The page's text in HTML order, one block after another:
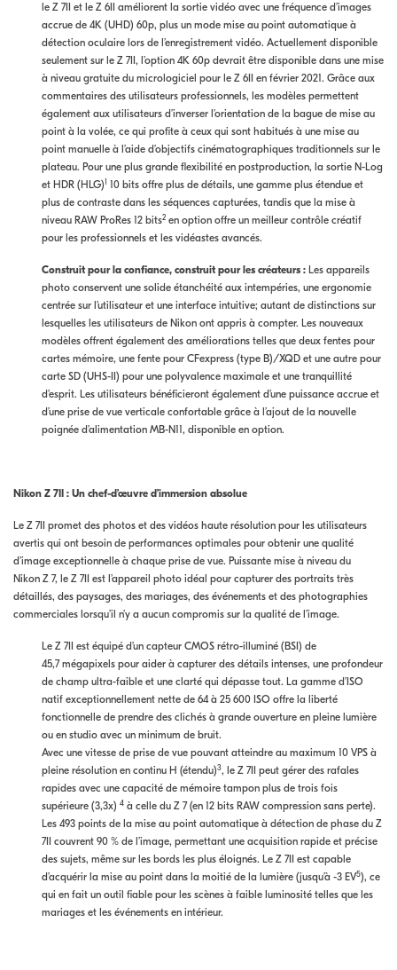
le Z 7II et le Z 6II améliorent la sortie vidéo avec une fréquence d’images
accrue de 4K (UHD) 60p, plus un mode mise au point automatique à
détection oculaire lors de l’enregistrement vidéo. Actuellement disponible
seulement sur le Z 7II, l’option 4K 60p devrait être disponible dans une mise
à niveau gratuite du micrologiciel pour le Z 6II en février 2021. Grâce aux
commentaires des utilisateurs professionnels, les modèles permettent
également aux utilisateurs d’inverser l’orientation de la bague de mise au
point à la volée, ce qui profite à ceux qui sont habitués à une mise au
point manuelle à l’aide d’objectifs cinématographiques traditionnels sur le
plateau. Pour une plus grande flexibilité en postproduction, la sortie N-Log
et HDR (HLG)1 10 bits offre plus de détails, une gamme plus étendue et
plus de contraste dans les séquences capturées, tandis que la mise à
niveau RAW ProRes 12 bits2 en option offre un meilleur contrôle créatif
pour les professionnels et les vidéastes avancés.
Construit pour la confiance, construit pour les créateurs : Les appareils
photo conservent une solide étanchéité aux intempéries, une ergonomie
centrée sur l’utilisateur et une interface intuitive; autant de distinctions sur
lesquelles les utilisateurs de Nikon ont appris à compter. Les nouveaux
modèles offrent également des améliorations telles que deux fentes pour
cartes mémoire, une fente pour CFexpress (type B)/XQD et une autre pour
carte SD (UHS-II) pour une polyvalence maximale et une tranquillité
d’esprit. Les utilisateurs bénéficieront également d’une puissance accrue et
d’une prise de vue verticale confortable grâce à l’ajout de la nouvelle
poignée d’alimentation MB-N11, disponible en option.
Nikon Z 7II : Un chef-d’œuvre d’immersion absolue
Le Z 7II promet des photos et des vidéos haute résolution pour les utilisateurs
avertis qui ont besoin de performances optimales pour obtenir une qualité
d’image exceptionnelle à chaque prise de vue. Puissante mise à niveau du
Nikon Z 7, le Z 7II est l’appareil photo idéal pour capturer des portraits très
détaillés, des paysages, des mariages, des événements et des photographies
commerciales lorsqu’il n’y a aucun compromis sur la qualité de l’image.
Le Z 7II est équipé d’un capteur CMOS rétro-illuminé (BSI) de
45,7 mégapixels pour aider à capturer des détails intenses, une profondeur
de champ ultra-faible et une clarté qui dépasse tout. La gamme d’ISO
natif exceptionnellement nette de 64 à 25 600 ISO offre la liberté
fonctionnelle de prendre des clichés à grande ouverture en pleine lumière
ou en studio avec un minimum de bruit.
Avec une vitesse de prise de vue pouvant atteindre au maximum 10 VPS à
pleine résolution en continu H (étendu)3, le Z 7II peut gérer des rafales
rapides avec une capacité de mémoire tampon plus de trois fois
supérieure (3,3x) 4 à celle du Z 7 (en 12 bits RAW compression sans perte).
Les 493 points de la mise au point automatique à détection de phase du Z
7II couvrent 90 % de l’image, permettant une acquisition rapide et précise
des sujets, même sur les bords les plus éloignés. Le Z 7II est capable
d’acquérir la mise au point dans la moitié de la lumière (jusqu’à -3 EV5), ce
qui en fait un outil fiable pour les scènes à faible luminosité telles que les
mariages et les événements en intérieur.